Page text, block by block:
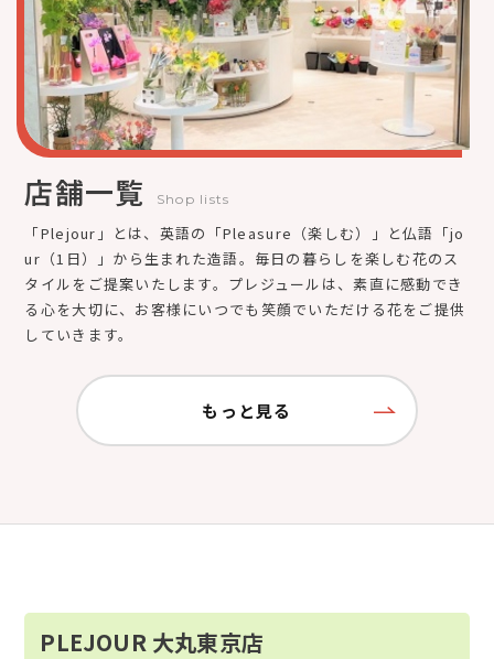
店舗一覧 Shop lists
「Plejour」とは、英語の「Pleasure（楽しむ）」と仏語「jo
ur（1日）」から生まれた造語。毎日の暮らしを楽しむ花のス
タイルをご提案いたします。プレジュールは、素直に感動でき
る心を大切に、お客様にいつでも笑顔でいただける花をご提供
していきます。
もっと見る
PLEJOUR 大丸東京店